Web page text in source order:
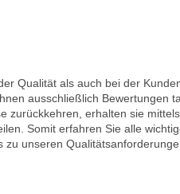
Qualität als auch bei der
ausschließlich Bewertungen
zurückkehren, erhalten sie
Somit erfahren Sie alle
zu unseren